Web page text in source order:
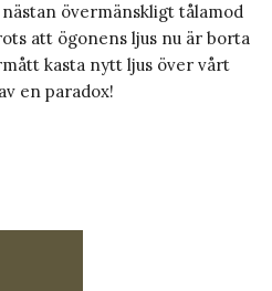
övermänskligt tålamod
att ögonens ljus nu är borta
kasta nytt ljus över vårt
en paradox!